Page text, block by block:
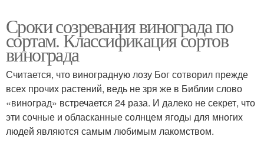
Сроки созревания винограда по
сортам. Классификация сортов
винограда
Считается, что виноградную лозу Бог сотворил прежде
всех прочих растений, ведь не зря же в Библии слово
«виноград» встречается 24 раза. И далеко не секрет, что
эти сочные и обласканные солнцем ягоды для многих
людей являются самым любимым лакомством.